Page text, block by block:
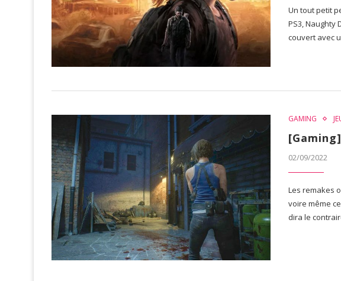
Un tout petit
PS3, Naughty
couvert avec
GAMING
02/09/2022
Les remakes
voire même
dira le